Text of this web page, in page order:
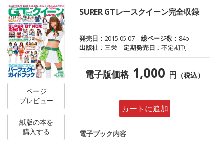
ページ
プレビュー
紙版の本を
購入する
SURER GTレースクイーン完全収録
発売日：2015.05.07 総ページ数： 84p
出版社：三栄 定期発売日：不定期刊
電子版価格 1,000 円 （税込）
カートに追加
電子ブック内容